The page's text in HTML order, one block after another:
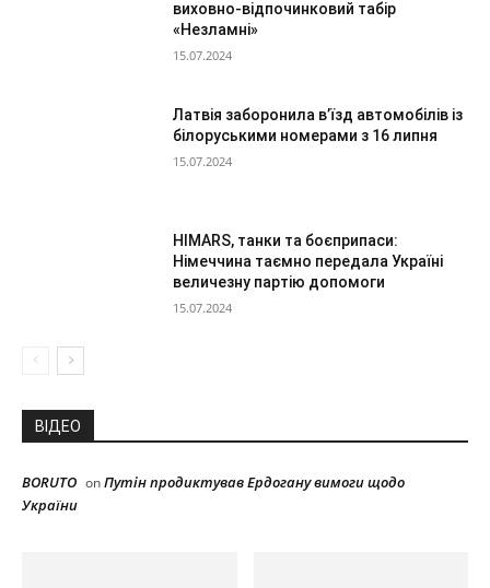
виховно-відпочинковий табір
«Незламні»
15.07.2024
Латвія заборонила в’їзд автомобілів із
білоруськими номерами з 16 липня
15.07.2024
HIMARS, танки та боєприпаси:
Німеччина таємно передала Україні
величезну партію допомоги
15.07.2024
ВІДЕО
BORUTO onПутін продиктував Ердогану вимоги щодо
України